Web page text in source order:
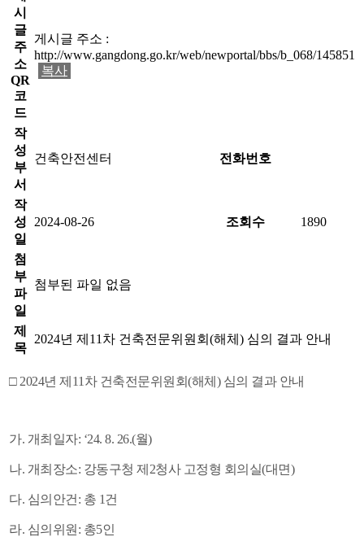
시
글
주
소
QR
코
드
게시글 주소 :
http://www.gangdong.go.kr/web/newportal/bbs/b_068/145851
복사
작
성
부
서
건축안전센터 전화번호
작
성
일
2024-08-26 조회수 1890
첨
부
파
일
첨부된 파일 없음
제
목
2024년 제11차 건축전문위원회(해체) 심의 결과 안내
□ 2024년 제11차 건축전문위원회(해체) 심의 결과 안내
가. 개최일자: ‘24. 8. 26.(월)
나. 개최장소: 강동구청 제2청사 고정형 회의실(대면)
다. 심의안건: 총 1건
라. 심의위원: 총5인